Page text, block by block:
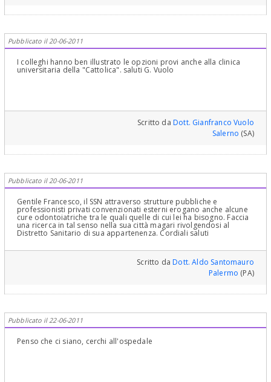
Pubblicato il 20-06-2011
I colleghi hanno ben illustrato le opzioni provi anche alla clinica
universitaria della "Cattolica". saluti G. Vuolo
Scritto daDott. Gianfranco Vuolo
Salerno (SA)
Pubblicato il 20-06-2011
Gentile Francesco, il SSN attraverso strutture pubbliche e
professionisti privati convenzionati esterni erogano anche alcune
cure odontoiatriche tra le quali quelle di cui lei ha bisogno. Faccia
una ricerca in tal senso nella sua città magari rivolgendosi al
Distretto Sanitario di sua appartenenza. Cordiali saluti
Scritto daDott. Aldo Santomauro
Palermo (PA)
Pubblicato il 22-06-2011
Penso che ci siano, cerchi all'ospedale